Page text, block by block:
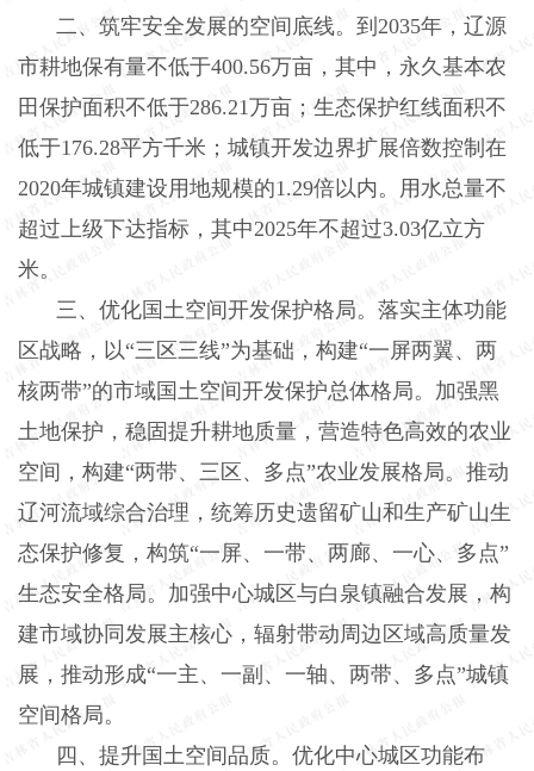
二、筑牢安全发展的空间底线。到2035年，辽源
市耕地保有量不低于400.56万亩，其中，永久基本农
田保护面积不低于286.21万亩；生态保护红线面积不
低于176.28平方千米；城镇开发边界扩展倍数控制在
2020年城镇建设用地规模的1.29倍以内。用水总量不
超过上级下达指标，其中2025年不超过3.03亿立方
米。
三、优化国土空间开发保护格局。落实主体功能
区战略，以“三区三线”为基础，构建“一屏两翼、两
核两带”的市域国土空间开发保护总体格局。加强黑
土地保护，稳固提升耕地质量，营造特色高效的农业
空间，构建“两带、三区、多点”农业发展格局。推动
辽河流域综合治理，统筹历史遗留矿山和生产矿山生
态保护修复，构筑“一屏、一带、两廊、一心、多点”
生态安全格局。加强中心城区与白泉镇融合发展，构
建市域协同发展主核心，辐射带动周边区域高质量发
展，推动形成“一主、一副、一轴、两带、多点”城镇
空间格局。
四、提升国土空间品质。优化中心城区功能布